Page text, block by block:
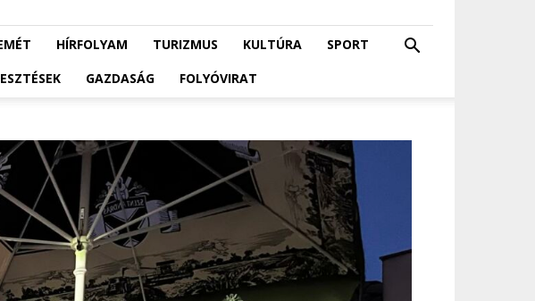
HÍRFOLYAM TURIZMUS KULTÚRA
SPORT
GAZDASÁG FOLYÓVIRAT